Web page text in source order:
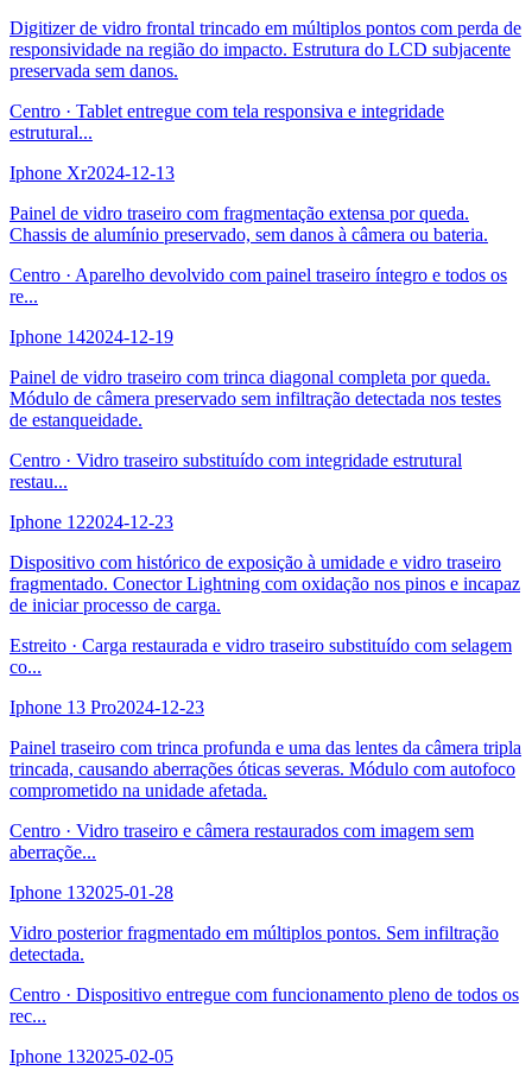
Digitizer de vidro frontal trincado em múltiplos pontos com perda de
responsividade na região do impacto. Estrutura do LCD subjacente
preservada sem danos.
Centro · Tablet entregue com tela responsiva e integridade
estrutural...
Iphone Xr2024-12-13
Painel de vidro traseiro com fragmentação extensa por queda.
Chassis de alumínio preservado, sem danos à câmera ou bateria.
Centro · Aparelho devolvido com painel traseiro íntegro e todos os
re...
Iphone 142024-12-19
Painel de vidro traseiro com trinca diagonal completa por queda.
Módulo de câmera preservado sem infiltração detectada nos testes
de estanqueidade.
Centro · Vidro traseiro substituído com integridade estrutural
restau...
Iphone 122024-12-23
Dispositivo com histórico de exposição à umidade e vidro traseiro
fragmentado. Conector Lightning com oxidação nos pinos e incapaz
de iniciar processo de carga.
Estreito · Carga restaurada e vidro traseiro substituído com selagem
co...
Iphone 13 Pro2024-12-23
Painel traseiro com trinca profunda e uma das lentes da câmera tripla
trincada, causando aberrações óticas severas. Módulo com autofoco
comprometido na unidade afetada.
Centro · Vidro traseiro e câmera restaurados com imagem sem
aberraçõe...
Iphone 132025-01-28
Vidro posterior fragmentado em múltiplos pontos. Sem infiltração
detectada.
Centro · Dispositivo entregue com funcionamento pleno de todos os
rec...
Iphone 132025-02-05